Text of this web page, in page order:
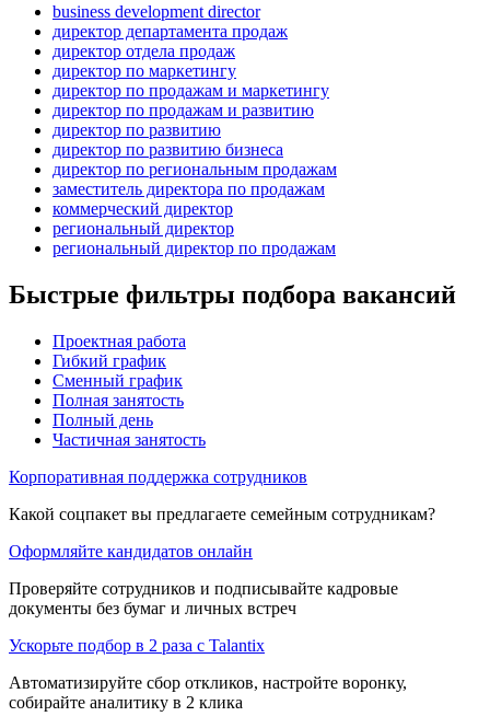
business development director
директор департамента продаж
директор отдела продаж
директор по маркетингу
директор по продажам и маркетингу
директор по продажам и развитию
директор по развитию
директор по развитию бизнеса
директор по региональным продажам
заместитель директора по продажам
коммерческий директор
региональный директор
региональный директор по продажам
Быстрые фильтры подбора вакансий
Проектная работа
Гибкий график
Сменный график
Полная занятость
Полный день
Частичная занятость
Корпоративная поддержка сотрудников
Какой соцпакет вы предлагаете семейным сотрудникам?
Оформляйте кандидатов онлайн
Проверяйте сотрудников и подписывайте кадровые
документы без бумаг и личных встреч
Ускорьте подбор в 2 раза с Talantix
Автоматизируйте сбор откликов, настройте воронку,
собирайте аналитику в 2 клика